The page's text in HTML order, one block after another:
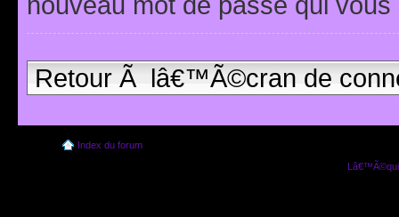
Retour Ã lâ€™Ã©cran de
Index du forum